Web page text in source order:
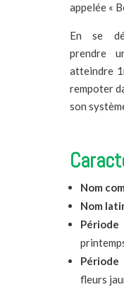
appelée «
En se
prendre
atteindre
rempoter
son
Nom
Nom
fleurs